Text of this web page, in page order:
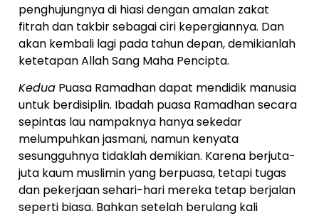
penghujungnya di hiasi dengan amalan zakat
fitrah dan takbir sebagai ciri kepergiannya. Dan
akan kembali lagi pada tahun depan, demikianlah
ketetapan Allah Sang Maha Pencipta.
Kedua Puasa Ramadhan dapat mendidik manusia
untuk berdisiplin. Ibadah puasa Ramadhan secara
sepintas lau nampaknya hanya sekedar
melumpuhkan jasmani, namun kenyata
sesungguhnya tidaklah demikian. Karena berjuta-
juta kaum muslimin yang berpuasa, tetapi tugas
dan pekerjaan sehari-hari mereka tetap berjalan
seperti biasa. Bahkan setelah berulang kali